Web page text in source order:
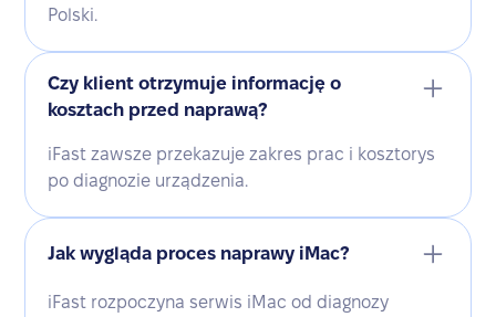
Polski.
Czy klient otrzymuje informację o
kosztach przed naprawą?
iFast zawsze przekazuje zakres prac i kosztorys
po diagnozie urządzenia.
Jak wygląda proces naprawy iMac?
iFast rozpoczyna serwis iMac od diagnozy